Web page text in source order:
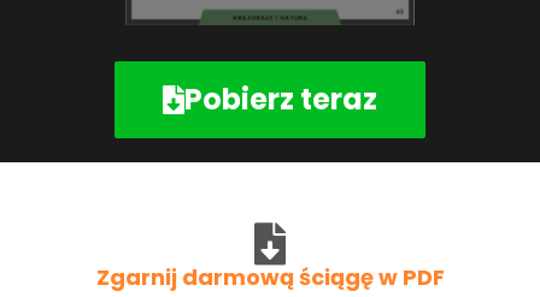
Pobierz teraz
Zgarnij darmową ściągę w PDF